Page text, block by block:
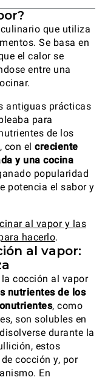
que utiliza
Se basa en
el calor se
entre una
antiguas prácticas
para
de los
con el creciente
y una cocina
popularidad
potencia el sabor y
al vapor y las
hacerlo.
al vapor:
cocción al vapor
nutrientes de los
, como
son solubles en
durante la
estos
cocción y, por
En